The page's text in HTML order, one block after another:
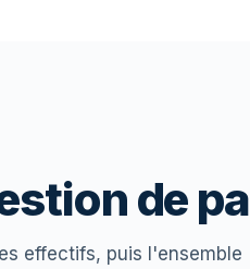
de
effectifs, puis l'ensemble